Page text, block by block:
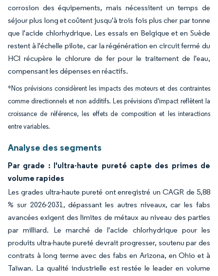
corrosion des équipements, mais nécessitent un temps de
séjour plus long et coûtent jusqu'à trois fois plus cher par tonne
que l'acide chlorhydrique. Les essais en Belgique et en Suède
restent à l'échelle pilote, car la régénération en circuit fermé du
HCl récupère le chlorure de fer pour le traitement de l'eau,
compensant les dépenses en réactifs.
*Nos prévisions considèrent les impacts des moteurs et des contraintes
comme directionnels et non additifs. Les prévisions d'impact reflètent la
croissance de référence, les effets de composition et les interactions
entre variables.
Analyse des segments
Par grade : l'ultra-haute pureté capte des primes de
volume rapides
Les grades ultra-haute pureté ont enregistré un CAGR de 5,88
% sur 2026-2031, dépassant les autres niveaux, car les fabs
avancées exigent des limites de métaux au niveau des parties
par milliard. Le marché de l'acide chlorhydrique pour les
produits ultra-haute pureté devrait progresser, soutenu par des
contrats à long terme avec des fabs en Arizona, en Ohio et à
Taïwan. La qualité industrielle est restée le leader en volume